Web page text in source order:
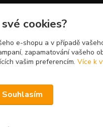
cookies?
e-shopu a v případě
zapamatování vašeho
vašim preferencím. Více k
Souhlasím